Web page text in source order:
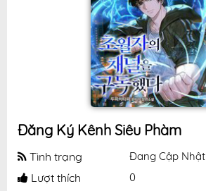
Đăng Ký Kênh Siêu Phàm
Tình trạng Đang Cập Nhật
Lượt thích 0